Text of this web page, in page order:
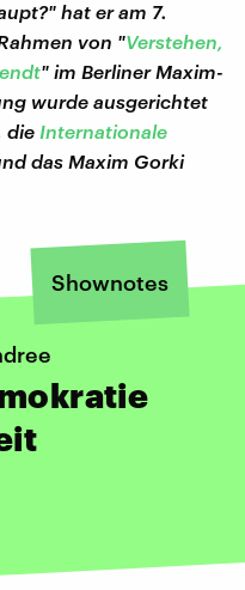
hat er am 7.
von "Verstehen,
" im Berliner Maxim-
wurde ausgerichtet
, die Internationale
das Maxim Gorki
Shownotes